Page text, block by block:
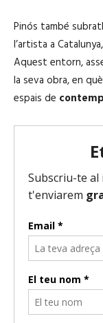
Pinós també
l’artista a
Aquest entorn,
la seva obra, en
espais de